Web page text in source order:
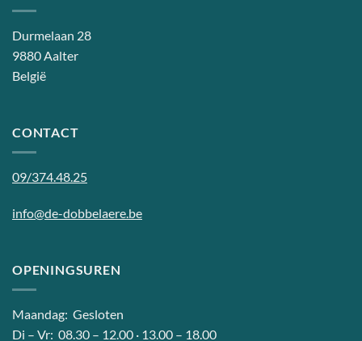
Durmelaan 28
9880 Aalter
België
CONTACT
09/374.48.25
info@de-dobbelaere.be
OPENINGSUREN
Maandag: Gesloten
Di – Vr: 08.30 – 12.00 · 13.00 – 18.00